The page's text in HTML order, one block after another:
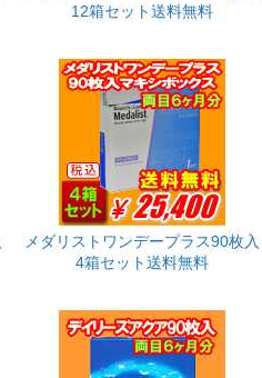
12箱セット送料無料
メダリストワンデープラス90枚入
4箱セット送料無料